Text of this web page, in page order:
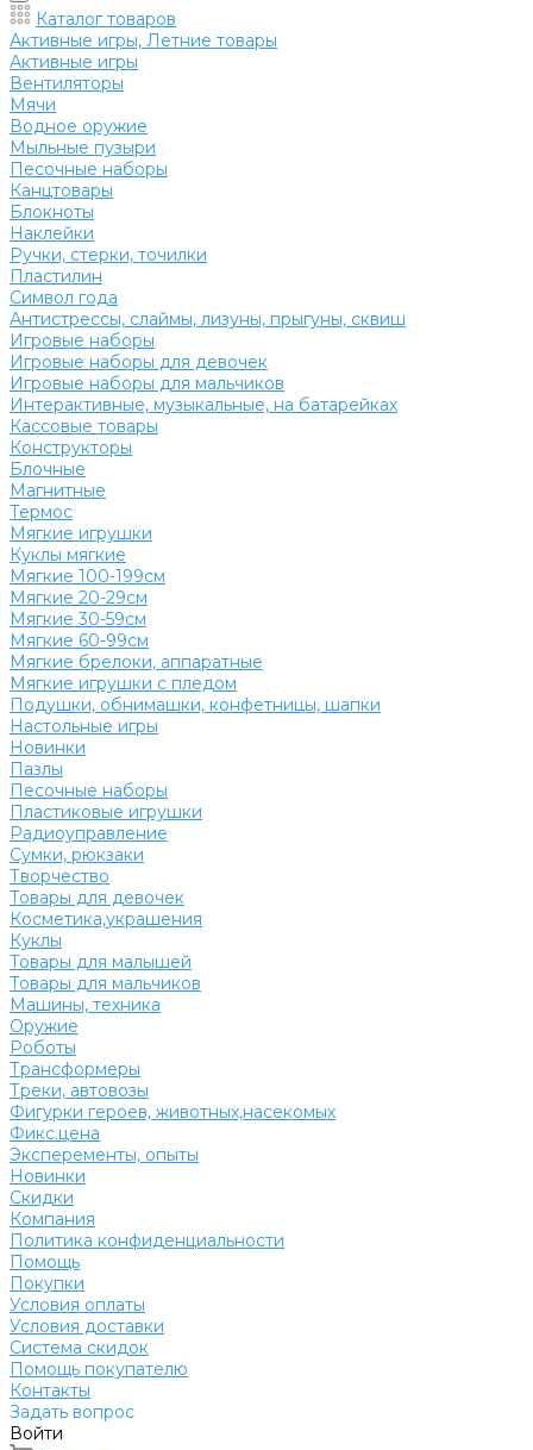
Каталог товаров
Активные игры, Летние товары
Активные игры
Вентиляторы
Мячи
Водное оружие
Мыльные пузыри
Песочные наборы
Канцтовары
Блокноты
Наклейки
Ручки, стерки, точилки
Пластилин
Символ года
Антистрессы, слаймы, лизуны, прыгуны, сквиш
Игровые наборы
Игровые наборы для девочек
Игровые наборы для мальчиков
Интерактивные, музыкальные, на батарейках
Кассовые товары
Конструкторы
Блочные
Магнитные
Термос
Мягкие игрушки
Куклы мягкие
Мягкие 100-199см
Мягкие 20-29см
Мягкие 30-59см
Мягкие 60-99см
Мягкие брелоки, аппаратные
Мягкие игрушки с пледом
Подушки, обнимашки, конфетницы, шапки
Настольные игры
Новинки
Пазлы
Песочные наборы
Пластиковые игрушки
Радиоуправление
Сумки, рюкзаки
Творчество
Товары для девочек
Косметика,украшения
Куклы
Товары для малышей
Товары для мальчиков
Машины, техника
Оружие
Роботы
Трансформеры
Треки, автовозы
Фигурки героев, животных,насекомых
Фикс.цена
Эксперементы, опыты
Новинки
Скидки
Компания
Политика конфиденциальности
Помощь
Покупки
Условия оплаты
Условия доставки
Система скидок
Помощь покупателю
Контакты
Задать вопрос
Войти